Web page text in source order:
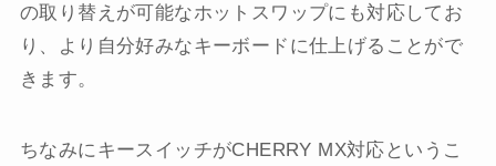
の取り替えが可能なホットスワップにも対応してお
り、より自分好みなキーボードに仕上げることがで
きます。
ちなみにキースイッチがCHERRY MX対応というこ